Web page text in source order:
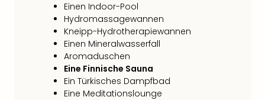
Einen Indoor-Pool
Hydromassagewannen
Kneipp-Hydrotherapiewannen
Einen Mineralwasserfall
Aromaduschen
Eine Finnische Sauna
Ein Türkisches Dampfbad
Eine Meditationslounge